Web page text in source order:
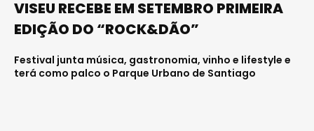
VISEU RECEBE EM SETEMBRO PRIMEIRA
EDIÇÃO DO “ROCK&DÃO”
Festival junta música, gastronomia, vinho e lifestyle e
terá como palco o Parque Urbano de Santiago